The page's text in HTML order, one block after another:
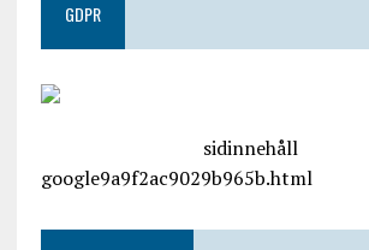
GDPR
sidinnehåll
google9a9f2ac9029b965b.html